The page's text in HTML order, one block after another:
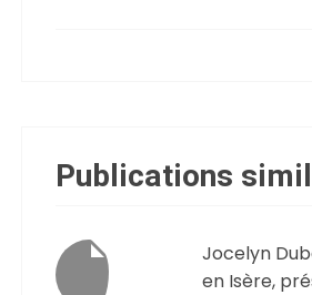
Publications
Jocelyn
en Isère,